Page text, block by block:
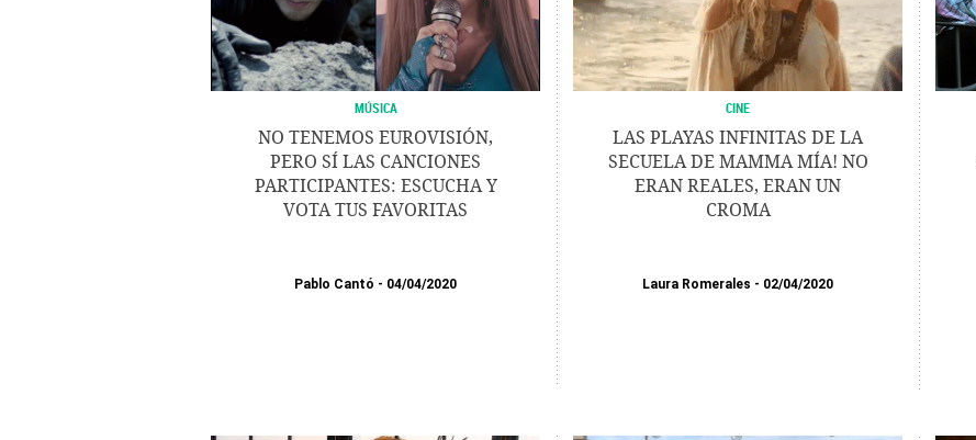
MÚSICA
NO TENEMOS EUROVISIÓN,
PERO SÍ LAS CANCIONES
PARTICIPANTES: ESCUCHA Y
VOTA TUS FAVORITAS
Pablo Cantó 04/04/2020
CINE
LAS PLAYAS INFINITAS DE LA
SECUELA DE MAMMA MÍA! NO
ERAN REALES, ERAN UN
CROMA
Laura Romerales 02/04/2020